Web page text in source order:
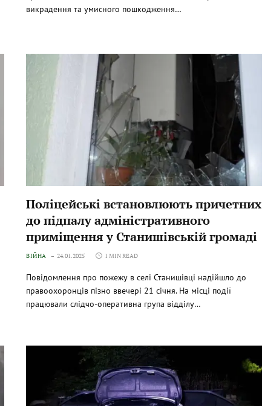
викрадення та умисного пошкодження…
Поліцейські встановлюють причетних
до підпалу адміністративного
приміщення у Станишівській громаді
ВІЙНА 24.01.2025 1 MIN READ
Повідомлення про пожежу в селі Станишівці надійшло до
правоохоронців пізно ввечері 21 січня. На місці події
працювали слідчо-оперативна група відділу…